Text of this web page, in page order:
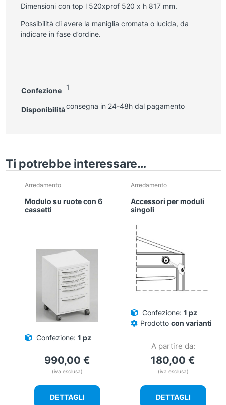
Dimensioni con top l 520xprof 520 x h 817 mm.
Possibilità di avere la maniglia cromata o lucida, da
indicare in fase d’ordine.
Confezione 1
Disponibilitàconsegna in 24-48h dal pagamento
Ti potrebbe interessare…
Arredamento
Modulo su ruote con 6
cassetti
Confezione: 1 pz
990,00 €
(iva esclusa)
DETTAGLI
Arredamento
Accessori per moduli
singoli
Confezione: 1 pz
Prodotto con varianti
A partire da:
180,00 €
(iva esclusa)
DETTAGLI